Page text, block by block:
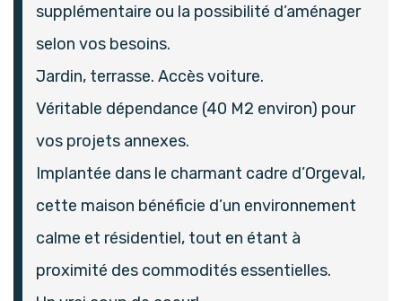
supplémentaire ou la possibilité d’aménager
selon vos besoins.
Jardin, terrasse. Accès voiture.
Véritable dépendance (40 M2 environ) pour
vos projets annexes.
Implantée dans le charmant cadre d’Orgeval,
cette maison bénéficie d’un environnement
calme et résidentiel, tout en étant à
proximité des commodités essentielles.